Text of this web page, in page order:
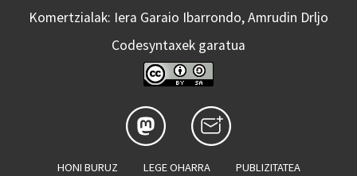
Komertzialak: Iera Garaio Ibarrondo, Amrudin Drljo
Codesyntaxek garatua
HONI BURUZ LEGE OHARRA PUBLIZITATEA